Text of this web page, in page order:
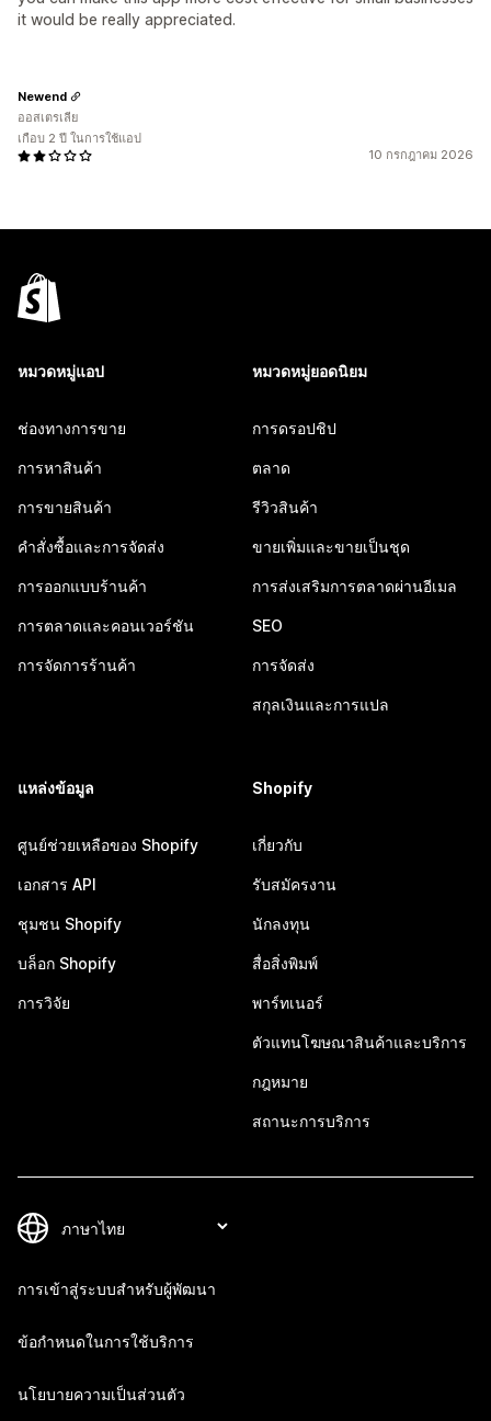
it would be really appreciated.
10 กรกฎาคม 2026
Newend
ออสเตรเลีย
เกือบ 2 ปี ในการใช้แอป
หมวดหมู่แอป
ช่องทางการขาย
การหาสินค้า
การขายสินค้า
คำสั่งซื้อและการจัดส่ง
การออกแบบร้านค้า
การตลาดและคอนเวอร์ชัน
การจัดการร้านค้า
หมวดหมู่ยอดนิยม
การดรอปชิป
ตลาด
รีวิวสินค้า
ขายเพิ่มและขายเป็นชุด
การส่งเสริมการตลาดผ่านอีเมล
SEO
การจัดส่ง
สกุลเงินและการแปล
แหล่งข้อมูล
ศูนย์ช่วยเหลือของ Shopify
เอกสาร API
ชุมชน Shopify
บล็อก Shopify
การวิจัย
Shopify
เกี่ยวกับ
รับสมัครงาน
นักลงทุน
สื่อสิ่งพิมพ์
พาร์ทเนอร์
ตัวแทนโฆษณาสินค้าและบริการ
กฎหมาย
สถานะการบริการ
การเข้าสู่ระบบสำหรับผู้พัฒนา
ข้อกำหนดในการใช้บริการ
นโยบายความเป็นส่วนตัว